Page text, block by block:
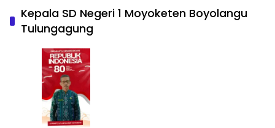
Kepala SD Negeri 1 Moyoketen Boyolangu
Tulungagung